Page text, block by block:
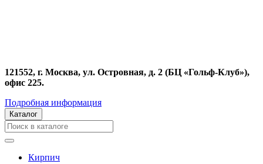
121552, г. Москва, ул. Островная, д. 2 (БЦ «Гольф-Клуб»),
офис 225.
Подробная информация
Каталог
Кирпич